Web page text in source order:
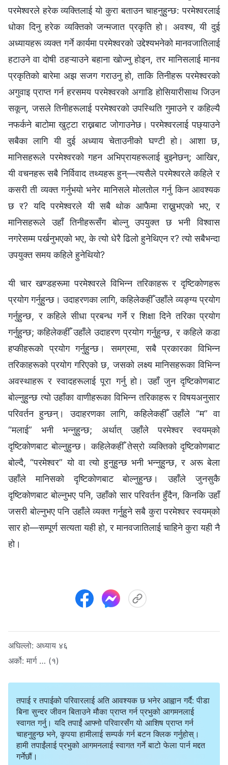
परमेश्‍वरले हरेक व्यक्तिलाई यो कुरा बताउन चाहनुहुन्छ: परमेश्‍वरलाई
धोका दिनु हरेक व्यक्तिको जन्‍मजात प्रकृति हो। अवश्य, यी दुई
अध्यायहरू व्यक्त गर्ने कार्यमा परमेश्‍वरको उद्देश्यभनेको मानवजातिलाई
हटाउने वा दोषी ठहऱ्याउने बहाना खोज्नु होइन, तर मानिसलाई मानव
प्रकृतिको बारेमा अझ सजग गराउनु हो, ताकि तिनीहरू परमेश्‍वरको
अगुवाइ प्राप्त गर्न हरसमय परमेश्‍वरको अगाडि होसियारीसाथ जिउन
सकून्, जसले तिनीहरूलाई परमेश्‍वरको उपस्थिति गुमाउने र कहिल्यै
नफर्कने बाटोमा खुट्टा राख्नबाट जोगाउनेछ। परमेश्‍वरलाई पछ्याउने
सबैका लागि यी दुई अध्याय चेताउनीको घण्टी हो। आशा छ,
मानिसहरूले परमेश्‍वरको गहन अभिप्रायहरूलाई बुझ्नेछन्; आखिर,
यी वचनहरू सबै निर्विवाद तथ्यहरू हुन्—त्यसैले परमेश्‍वरले कहिले र
कसरी ती व्यक्त गर्नुभयो भनेर मानिसले मोलतोल गर्नु किन आवश्यक
छ र? यदि परमेश्‍वरले यी सबै थोक आफैमा राख्नुभएको भए, र
मानिसहरूले उहाँ तिनीहरूसँग बोल्नु उपयुक्त छ भनी विश्‍वास
नगरेसम्म पर्खनुभएको भए, के त्यो धेरै ढिलो हुनेथिएन र? त्यो सबैभन्दा
उपयुक्त समय कहिले हुनेथियो?
यी चार खण्डहरूमा परमेश्‍वरले विभिन्‍न तरिकाहरू र दृष्टिकोणहरू
प्रयोग गर्नुहुन्छ। उदाहरणका लागि, कहिलेकहीँ उहाँले व्यङ्ग्य प्रयोग
गर्नुहुन्छ, र कहिले सीधा प्रबन्ध गर्ने र शिक्षा दिने तरिका प्रयोग
गर्नुहुन्छ; कहिलेकहीँ उहाँले उदाहरण प्रयोग गर्नुहुन्छ, र कहिले कडा
हप्कीहरूको प्रयोग गर्नुहुन्छ। समग्रमा, सबै प्रकारका विभिन्न
तरिकाहरूको प्रयोग गरिएको छ, जसको लक्ष्य मानिसहरूका विभिन्न
अवस्थाहरू र स्वादहरूलाई पूरा गर्नु हो। उहाँ जुन दृष्टिकोणबाट
बोल्नुहुन्छ त्यो उहाँका वाणीहरूका विभिन्न तरिकाहरू र विषयअनुसार
परिवर्तन हुन्छन्। उदाहरणका लागि, कहिलेकहीँ उहाँले “म” वा
“मलाई” भनी भन्नुहुन्छ; अर्थात् उहाँले परमेश्‍वर स्वयम्‌को
दृष्टिकोणबाट बोल्नुहुन्छ। कहिलेकहीँ तेस्रो व्यक्तिको दृष्टिकोणबाट
बोल्दै, “परमेश्‍वर” यो वा त्यो हुनुहुन्छ भनी भन्‍नुहुन्छ, र अरू बेला
उहाँले मानिसको दृष्टिकोणबाट बोल्नुहुन्छ। उहाँले जुनसुकै
दृष्टिकोणबाट बोल्नुभए पनि, उहाँको सार परिवर्तन हुँदैन, किनकि उहाँ
जसरी बोल्नुभए पनि उहाँले व्यक्त गर्नुहुने सबै कुरा परमेश्‍वर स्वयम्‌को
सार हो—सम्पूर्ण सत्यता यही हो, र मानवजातिलाई चाहिने कुरा यही नै
हो।
अघिल्लो: अध्याय ४६
अर्को: मार्ग … (१)
तपाई र तपाईको परिवारलाई अति आवश्यक छ भनेर आह्वान गर्दै: पीडा
बिना सुन्दर जीवन बिताउने मौका प्राप्त गर्न प्रभुको आगमनलाई
स्वागत गर्नु। यदि तपाईं आफ्नो परिवारसँग यो आशिष प्राप्त गर्न
चाहनुहुन्छ भने, कृपया हामीलाई सम्पर्क गर्न बटन क्लिक गर्नुहोस्।
हामी तपाईंलाई प्रभुको आगमनलाई स्वागत गर्ने बाटो फेला पार्न मद्दत
गर्नेछौं।